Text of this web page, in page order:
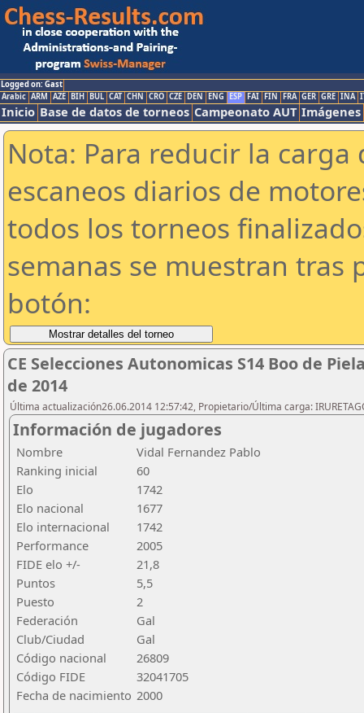
Logged on: Gast
Arabic ARM AZE BIH BUL CAT CHN CRO CZE DEN ENG ESP FAI FIN FRA GER GRE INA
Inicio Base de datos de torneos Campeonato AUT Imágenes
Nota: Para reducir la
escaneos diarios de
todos los torneos
semanas se muestran tras
botón:
CE Selecciones Autonomicas S14 Boo de
de 2014
Última actualización26.06.2014 12:57:42, Propietario/Última carga:
Información de jugadores
Nombre
Vidal Fernandez Pablo
Ranking inicial
60
Elo
1742
Elo nacional
1677
Elo internacional
1742
Performance
2005
FIDE elo +/-
21,8
Puntos
5,5
Puesto
2
Federación
Gal
Club/Ciudad
Gal
Código nacional
26809
Código FIDE
32041705
Fecha de nacimiento 2000